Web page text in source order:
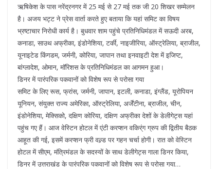
ऋषिकेश के पास नरेंद्रनगर में 25 मई से 27 मई तक जी 20 शिखर सम्मेलन
है। अजय भट्ट ने प्रेस वार्ता करते हुए बताया कि यहां समिट का विषय
भ्रष्टाचार निरोधी कार्य है। बुधवार शाम पहुंचे प्रतिनिधिमंडल में सऊदी अरब,
कनाडा, साउथ अफ्रीका, इंडोनेशिया, टर्की, नाइजीरिया, ऑस्ट्रेलिया, ब्राजील,
यूनाइटेड किंगडम, जर्मनी, कोरिया, जापान तथा इनवाइटी देश में इजिप्ट,
बांग्लादेश, ओमान, मॉरिशस के प्रतिनिधिमंडल का आगमन हुआ।
डिनर में पारंपरिक पकवानों को विशेष रूप से परोसा गया
समिट के लिए रूस, फ्रांस, जर्मनी, जापान, इटली, कनाडा, इंग्लैंड, यूरोपियन
यूनियन, संयुक्त राज्य अमेरिका, ऑस्ट्रेलिया, अर्जेंटीना, ब्राजील, चीन,
इंडोनेशिया, मेक्सिको, दक्षिण कोरिया, दक्षिण अफ्रीका देशों के डेलीगेट्स यहां
पहुंच गए हैं। आज वेस्टिन होटल में एंटी करप्शन वकिर्ंग ग्रुप की द्वितीय बैठक
आहूत की गई, इसमें करप्शन फ्री वल्र्ड पर गहन चर्चा होगी। रात को वेस्टिन
होटल में सीएम, मंत्रिमंडल के सदस्यों के साथ डेलीगेट्स गाला डिनर किया,
डिनर में उत्तराखंड के पारंपरिक पकवानों को विशेष रूप से परोसा गया…